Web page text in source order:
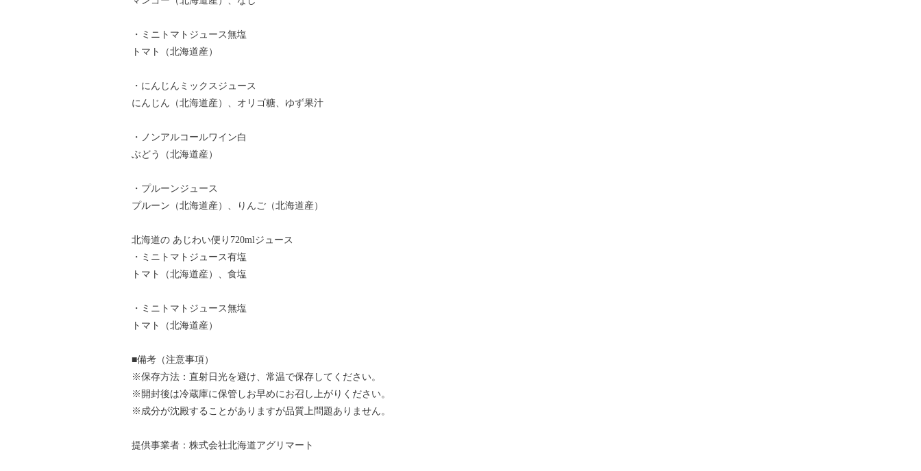
・ミニトマトジュース無塩
トマト（北海道産）
・にんじんミックスジュース
にんじん（北海道産）、オリゴ糖、ゆず果汁
・ノンアルコールワイン白
ぶどう（北海道産）
・プルーンジュース
プルーン（北海道産）、りんご（北海道産）
北海道の あじわい便り720mlジュース
・ミニトマトジュース有塩
トマト（北海道産）、食塩
・ミニトマトジュース無塩
トマト（北海道産）
■備考（注意事項）
※保存方法：直射日光を避け、常温で保存してください。
※開封後は冷蔵庫に保管しお早めにお召し上がりください。
※成分が沈殿することがありますが品質上問題ありません。
提供事業者：株式会社北海道アグリマート